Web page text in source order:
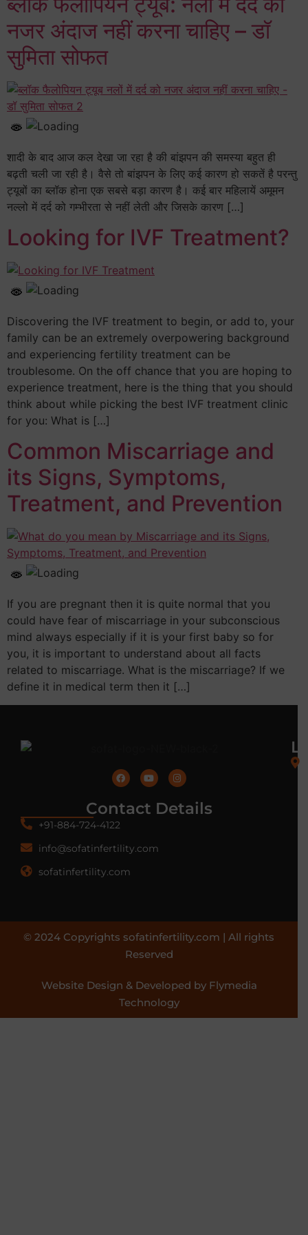
नजर अंदाज नहीं करना चाहिए – डॉ
सुमिता सोफत
शादी के बाद आज कल देखा जा रहा है की बांझपन की समस्या बहुत ही
बढ़ती चली जा रही है। वैसे तो बांझपन के लिए कई कारण हो सकतें है परन्तु
ट्यूबों का ब्लॉक होना एक सबसे बड़ा कारण है। कई बार महिलायें अमूमन
नल्लो में दर्द को गम्भीरता से नहीं लेती और जिसके कारण […]
Looking for IVF Treatment?
Discovering the IVF treatment to begin, or add to, your
family can be an extremely overpowering background
and experiencing fertility treatment can be
troublesome. On the off chance that you are hoping to
experience treatment, here is the thing that you should
think about while picking the best IVF treatment clinic
for you: What is […]
Common Miscarriage and
its Signs, Symptoms,
Treatment, and Prevention
If you are pregnant then it is quite normal that you
could have fear of miscarriage in your subconscious
mind always especially if it is your first baby so for
you, it is important to understand about all facts
related to miscarriage. What is the miscarriage? If we
define it in medical term then it […]
Contact Details
+91-884-724-4122
info@sofatinfertility.com
sofatinfertility.com
© 2024 Copyrights sofatinfertility.com | All rights
Reserved
Website Design & Developed by Flymedia
Technology